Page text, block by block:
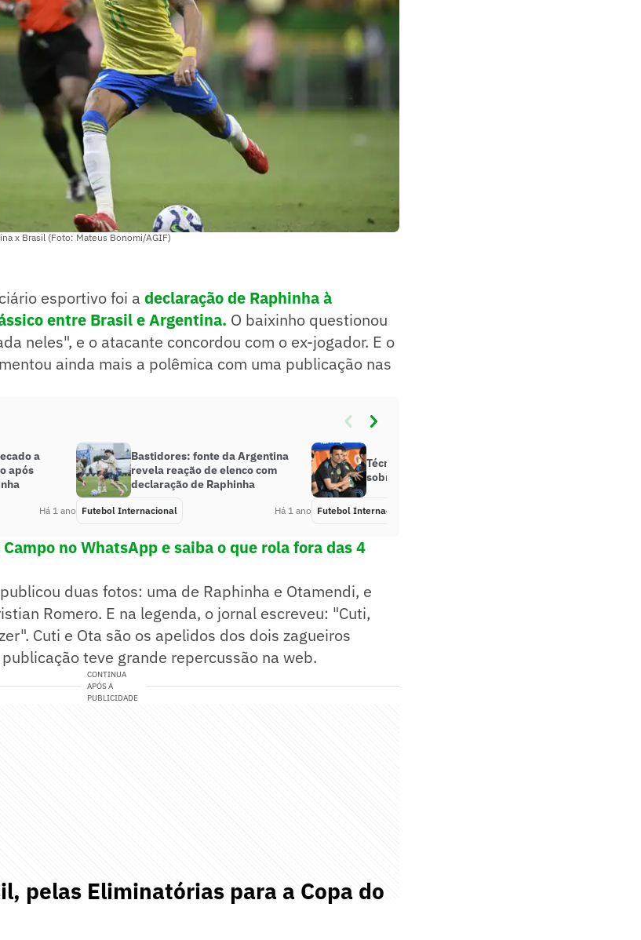
x Brasil (Foto: Mateus Bonomi/AGIF)
esportivo foi a declaração de Raphinha à
entre Brasil e Argentina. O baixinho questionou
neles", e o atacante concordou com o ex-jogador. E o
ainda mais a polêmica com uma publicação nas
a
após
Há 1 ano
Bastidores: fonte da Argentina
revela reação de elenco com
declaração de Raphinha
Futebol Internacional Há 1 ano
Técnico da Argentina se pronuncia
sobre declarações de Raphinha
Futebol Internacional
no WhatsApp e saiba o que rola fora das 4
duas fotos: uma de Raphinha e Otamendi, e
Romero. E na legenda, o jornal escreveu: "Cuti,
Cuti e Ota são os apelidos dos dois zagueiros
teve grande repercussão na web.
CONTINUA
APÓS A
PUBLICIDADE
pelas Eliminatórias para a Copa do